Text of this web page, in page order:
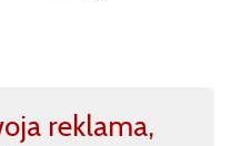
reklama,